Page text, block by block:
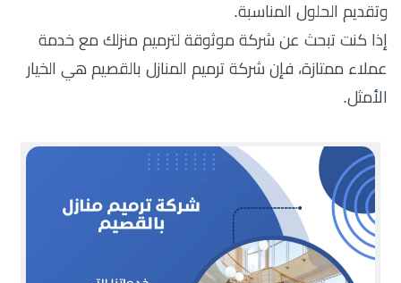
وتقديم الحلول المناسبة.
إذا كنت تبحث عن شركة موثوقة لترميم منزلك مع خدمة
عملاء ممتازة، فإن شركة ترميم المنازل بالقصيم هي الخيار
الأمثل.